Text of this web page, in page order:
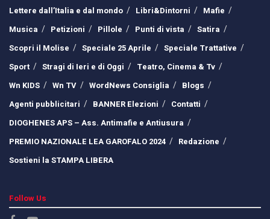
Lettere dall’Italia e dal mondo
Libri&Dintorni
Mafie
Musica
Petizioni Pillole Punti di vista
Satira
Scopri il Molise
Speciale 25 Aprile
Speciale Trattative
Sport
Stragi di Ieri e di Oggi
Teatro, Cinema & Tv
Wn KIDS
Wn TV WordNews Consiglia
Blogs
Agenti pubblicitari
BANNER Elezioni
Contatti
DIOGHENES APS – Ass. Antimafie e Antiusura
PREMIO NAZIONALE LEA GAROFALO 2024
Redazione
Sostieni la STAMPA LIBERA
Follow Us